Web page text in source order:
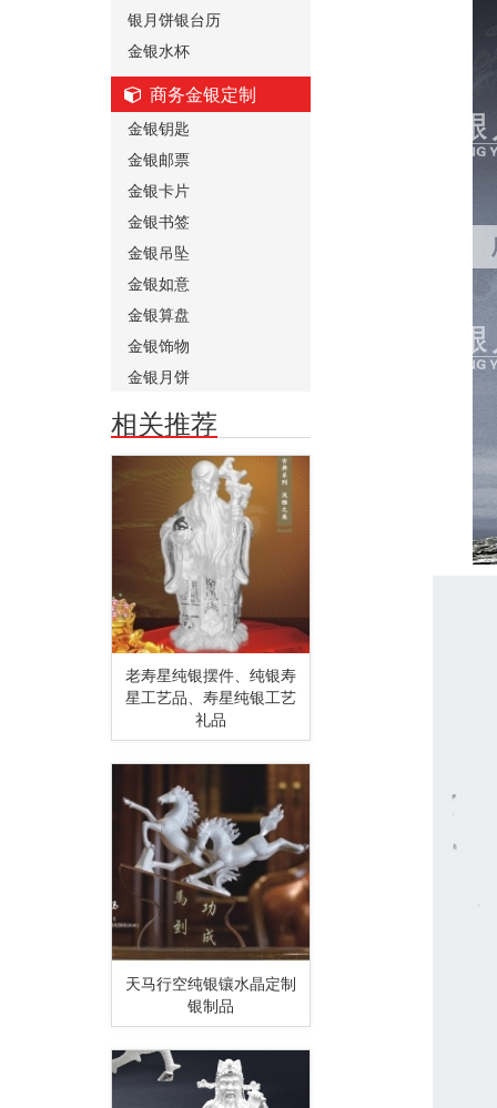
银月饼银台历
金银水杯
商务金银定制
金银钥匙
金银邮票
金银卡片
金银书签
金银吊坠
金银如意
金银算盘
金银饰物
金银月饼
相关推荐
老寿星纯银摆件、纯银寿
星工艺品、寿星纯银工艺
礼品
天马行空纯银镶水晶定制
银制品